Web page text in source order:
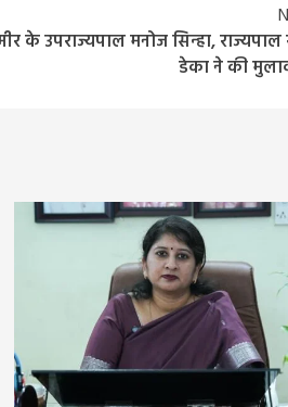
के उपराज्यपाल मनोज सिन्हा, राज्यपाल
डेका ने की
गायिका जमुना रानी का निधन, 88 वर्ष
सांस, 6000 से अधिक गीतों को दी थी